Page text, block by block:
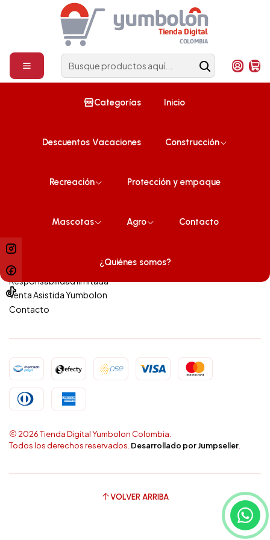
Categorías Inicio
Descuentos Vacaciones Construcción
Recreación Protección y empaque
Mascotas Agro Contacto
¿Quiénes somos?
Construcción ¡Compra ahora!
TIENDA ONLINE
Política de Privacidad
YUMBOLON
¿Quiénes Somos?
Propiedad Intelectual
Responsabilidad limitada
Venta Asistida Yumbolon
Contacto
2026 Tienda Digital Yumbolon Colombia.
Todos los derechos reservados. Desarrollado por Jumpseller
VOLVER ARRIBA